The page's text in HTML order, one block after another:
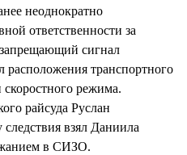
неоднократно
ответственности за
сигнал
расположения транспортного
скоростного режима.
райсуда Руслан
взял Даниила
в СИЗО.